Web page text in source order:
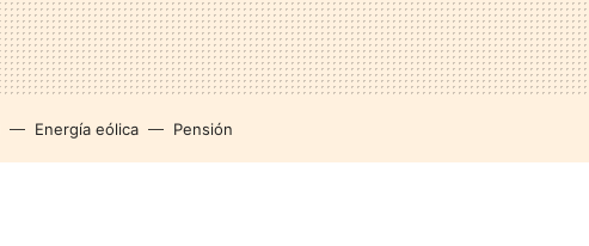
Energía eólica Pensión